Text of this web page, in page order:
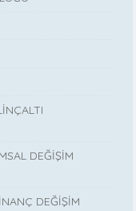
DEĞİŞİM
DEĞİŞİM